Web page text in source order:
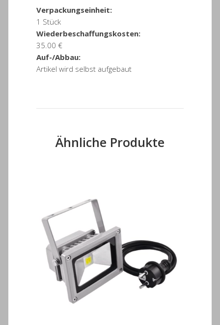
Verpackungseinheit:
1 Stück
Wiederbeschaffungskosten:
35.00 €
Auf-/Abbau:
Artikel wird selbst aufgebaut
Ähnliche Produkte